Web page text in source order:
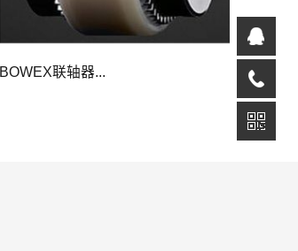
BOWEX联轴器...